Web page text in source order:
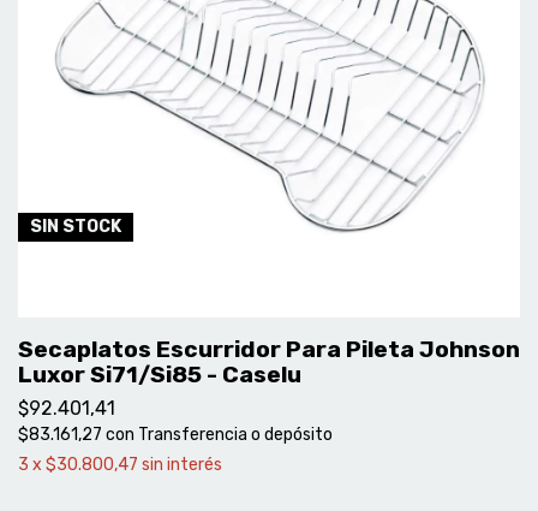
SIN STOCK
Secaplatos Escurridor Para Pileta Johnson
Luxor Si71/Si85 - Caselu
$92.401,41
$83.161,27 con Transferencia o depósito
3 x $30.800,47 sin interés